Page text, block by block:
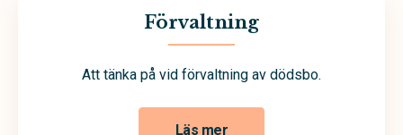
Förvaltning
Att tänka på vid förvaltning av dödsbo.
Läs mer